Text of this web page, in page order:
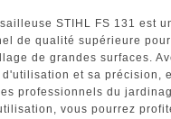
STIHL FS 131 est
de qualité supérieure
de grandes surfaces.
d'utilisation et sa précision,
professionnels du
vous pourrez